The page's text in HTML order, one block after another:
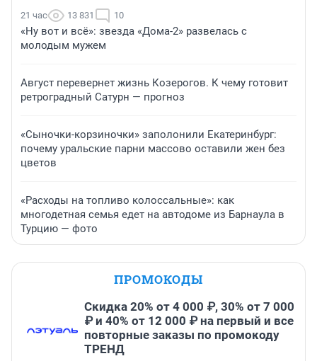
21 час 13 831 10
«Ну вот и всё»: звезда «Дома-2» развелась с
молодым мужем
Август перевернет жизнь Козерогов. К чему готовит
ретроградный Сатурн — прогноз
«Сыночки-корзиночки» заполонили Екатеринбург:
почему уральские парни массово оставили жен без
цветов
«Расходы на топливо колоссальные»: как
многодетная семья едет на автодоме из Барнаула в
Турцию — фото
ПРОМОКОДЫ
Скидка 20% от 4 000 ₽, 30% от 7 000
₽ и 40% от 12 000 ₽ на первый и все
повторные заказы по промокоду
ТРЕНД